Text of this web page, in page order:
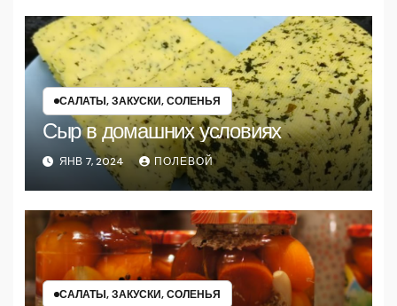
САЛАТЫ, ЗАКУСКИ, СОЛЕНЬЯ
Сыр в домашних условиях
ЯНВ 7, 2024 ПОЛЕВОЙ
САЛАТЫ, ЗАКУСКИ, СОЛЕНЬЯ